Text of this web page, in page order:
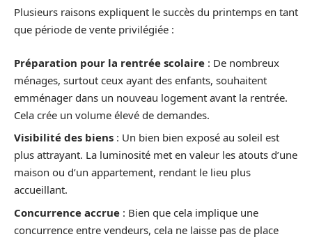
Plusieurs raisons expliquent le succès du printemps en tant
que période de vente privilégiée :
Préparation pour la rentrée scolaire : De nombreux
ménages, surtout ceux ayant des enfants, souhaitent
emménager dans un nouveau logement avant la rentrée.
Cela crée un volume élevé de demandes.
Visibilité des biens : Un bien bien exposé au soleil est
plus attrayant. La luminosité met en valeur les atouts d’une
maison ou d’un appartement, rendant le lieu plus
accueillant.
Concurrence accrue : Bien que cela implique une
concurrence entre vendeurs, cela ne laisse pas de place